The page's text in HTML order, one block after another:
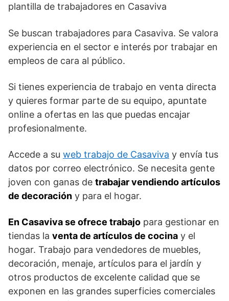
plantilla de trabajadores en Casaviva
Se buscan trabajadores para Casaviva. Se valora
experiencia en el sector e interés por trabajar en
empleos de cara al público.
Si tienes experiencia de trabajo en venta directa
y quieres formar parte de su equipo, apuntate
online a ofertas en las que puedas encajar
profesionalmente.
Accede a su web trabajo de Casaviva y envía tus
datos por correo electrónico. Se necesita gente
joven con ganas de trabajar vendiendo artículos
de decoración y para el hogar.
En Casaviva se ofrece trabajo para gestionar en
tiendas la venta de artículos de cocina y el
hogar. Trabajo para vendedores de muebles,
decoración, menaje, artículos para el jardín y
otros productos de excelente calidad que se
exponen en las grandes superficies comerciales